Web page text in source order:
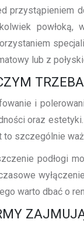
przystąpieniem
powłoką,
lub z
i
oraz
to szczególnie
podłogi
warto dbać o